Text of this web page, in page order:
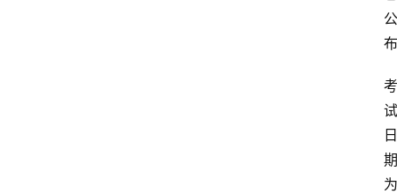
公
布
考
试
日
期
为